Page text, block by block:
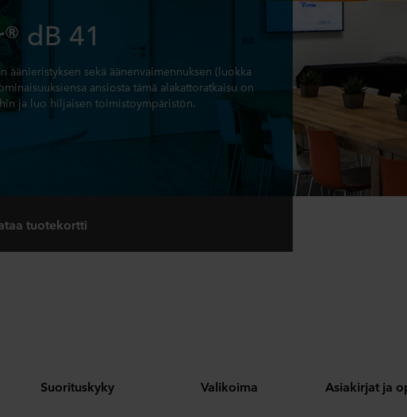
dB 41
äänieristyksen sekä äänenvaimennuksen (luokka
ansiosta tämä alakattoratkaisu on
ja luo hiljaisen toimistoympäristön.
tuotekortti
Suorituskyky Valikoima Asiakirjat ja